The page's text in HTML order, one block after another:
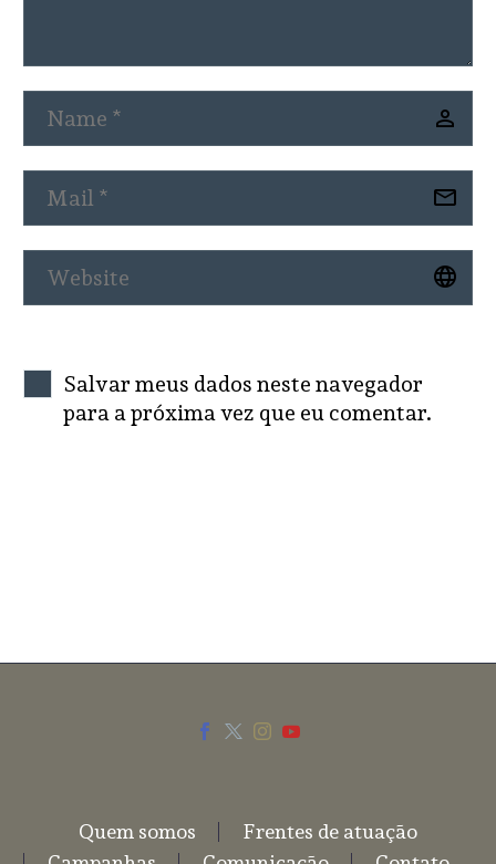
Salvar meus dados neste navegador
para a próxima vez que eu comentar.
Quem somos
Frentes de atuação